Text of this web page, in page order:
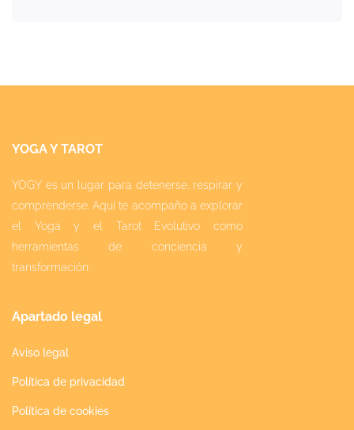
YOGA Y TAROT
YOGY es un lugar para detenerse, respirar y
comprenderse. Aquí te acompaño a explorar
el Yoga y el Tarot Evolutivo como
herramientas de conciencia y
transformación.
Apartado legal
Aviso legal
Política de privacidad
Política de cookies